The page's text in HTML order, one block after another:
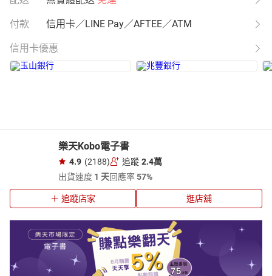
付款 信用卡／LINE Pay／AFTEE／ATM
信用卡優惠
樂天Kobo電子書
4.9 (2188) 追蹤 2.4萬
出貨速度 1 天回應率57%
追蹤店家 逛店舖